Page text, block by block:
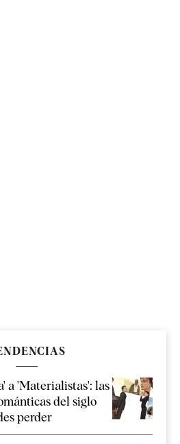
a 'Materialistas': las
del siglo
perder